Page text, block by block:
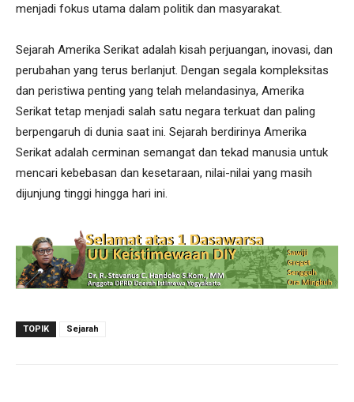
menjadi fokus utama dalam politik dan masyarakat.
Sejarah Amerika Serikat adalah kisah perjuangan, inovasi, dan
perubahan yang terus berlanjut. Dengan segala kompleksitas
dan peristiwa penting yang telah melandasinya, Amerika
Serikat tetap menjadi salah satu negara terkuat dan paling
berpengaruh di dunia saat ini. Sejarah berdirinya Amerika
Serikat adalah cerminan semangat dan tekad manusia untuk
mencari kebebasan dan kesetaraan, nilai-nilai yang masih
dijunjung tinggi hingga hari ini.
TOPIK Sejarah